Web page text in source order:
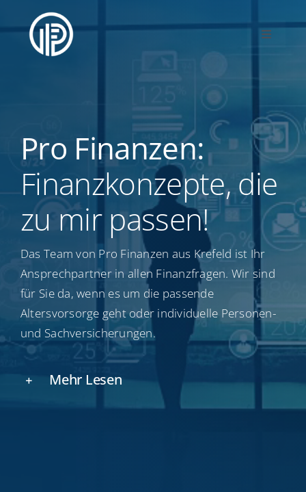
Inhalt
springen
Toggle
Leistungen
Partner werden
Kontakt
Pro Finanzen:
Finanzkonzepte, die
zu mir passen!
Das Team von Pro Finanzen aus Krefeld ist Ihr
Ansprechpartner in allen Finanzfragen. Wir sind
für Sie da, wenn es um die passende
Altersvorsorge geht oder individuelle Personen-
und Sachversicherungen.
Mehr Lesen